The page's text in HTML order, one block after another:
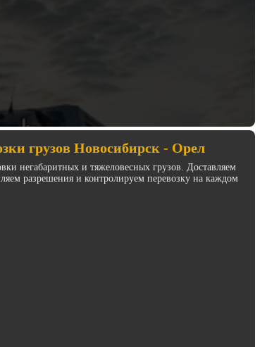
грузов Новосибирск - Орел
негабаритных и тяжеловесных грузов. Доставляем
разрешения и контролируем перевозку на каждом